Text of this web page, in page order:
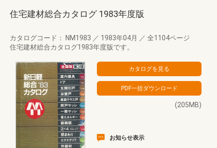
住宅建材総合カタログ 1983年度版
カタログコード： NM1983 ／ 1983年04月 ／ 全1104ページ
住宅建材総合カタログ1983年度版です。
(205MB)
お知らせ表示